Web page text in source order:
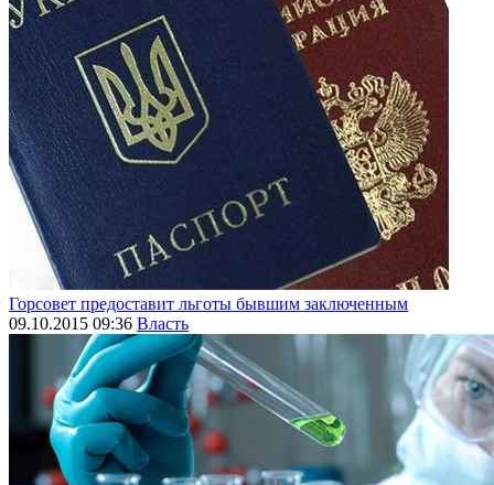
Горсовет предоставит льготы бывшим заключенным
09.10.2015 09:36 Власть